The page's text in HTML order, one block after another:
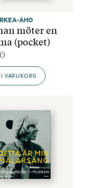
AHO
möter en
(pocket)
VARUKORG